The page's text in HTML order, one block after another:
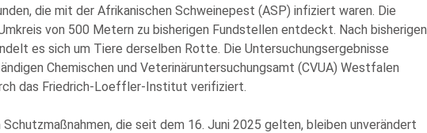
die mit der Afrikanischen Schweinepest (ASP) infiziert waren. Die
von 500 Metern zu bisherigen Fundstellen entdeckt. Nach bisherigen
es sich um Tiere derselben Rotte. Die Untersuchungsergebnisse
Chemischen und Veterinäruntersuchungsamt (CVUA) Westfalen
das Friedrich-Loeffler-Institut verifiziert.
die seit dem 16. Juni 2025 gelten, bleiben unverändert